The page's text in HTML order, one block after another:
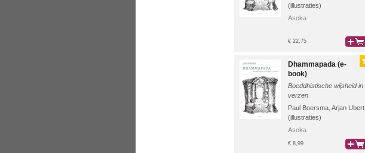
(illustraties)
Asoka
€ 22,75
Dhammapada (e-
book)
Boeddhistische wijsheid in
verzen
Paul Boersma Arjan Ubert
(illustraties)
Asoka
€ 8,99